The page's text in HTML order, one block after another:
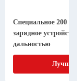
Специальное 200
зарядное
дальностью